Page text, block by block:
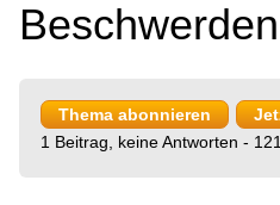
Beschwerden
Thema abonnieren
1 Beitrag, keine Antworten -